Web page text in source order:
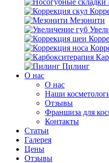
Мезонити
Пилинг
O нас
O нас
Наши
Отзывы
Франшиза для
Контакты
Статьи
Галерея
Цены
Отзывы